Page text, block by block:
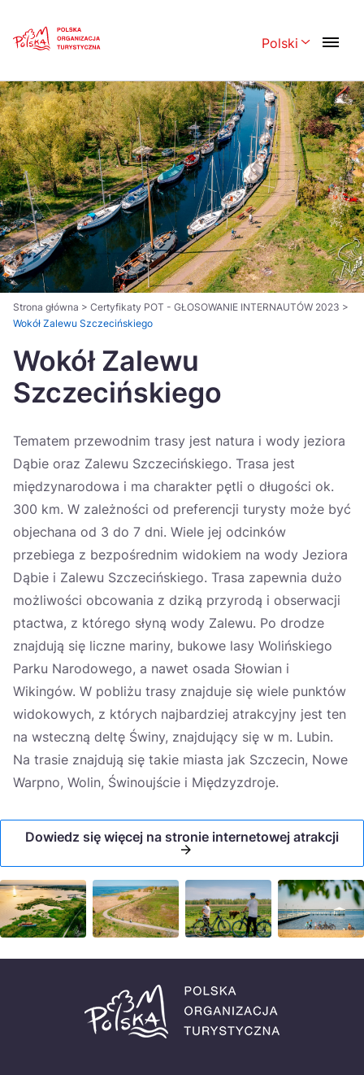
Polski
Polski English
Česká 中国
Dansk Deutsch
Español Français
Italiano Magyar
Nederlands 日本語
Português Norsk
Україна
Strona główna > Certyfikaty POT - GŁOSOWANIE INTERNAUTÓW 2023 >
Wokół Zalewu Szczecińskiego
Wokół Zalewu
Szczecińskiego
Tematem przewodnim trasy jest natura i wody jeziora
Dąbie oraz Zalewu Szczecińskiego. Trasa jest
międzynarodowa i ma charakter pętli o długości ok.
300 km. W zależności od preferencji turysty może być
objechana od 3 do 7 dni. Wiele jej odcinków
przebiega z bezpośrednim widokiem na wody Jeziora
Dąbie i Zalewu Szczecińskiego. Trasa zapewnia dużo
możliwości obcowania z dziką przyrodą i obserwacji
ptactwa, z którego słyną wody Zalewu. Po drodze
znajdują się liczne mariny, bukowe lasy Wolińskiego
Parku Narodowego, a nawet osada Słowian i
Wikingów. W pobliżu trasy znajduje się wiele punktów
widokowych, z których najbardziej atrakcyjny jest ten
na wsteczną deltę Świny, znajdujący się w m. Lubin.
Na trasie znajdują się takie miasta jak Szczecin, Nowe
Warpno, Wolin, Świnoujście i Międzyzdroje.
Dowiedz się więcej na stronie internetowej atrakcji